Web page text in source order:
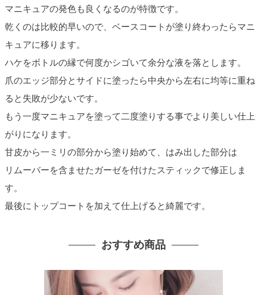
マニキュアの発色も良くなるのが特徴です。
乾くのは比較的早いので、ベースコートが塗り終わったらマニ
キュアに移ります。
ハケをボトルの縁で何度かシゴいて余分な液を落とします。
爪のエッジ部分とサイドに塗ったら中央から左右に均等に重ね
ると失敗が少ないです。
もう一度マニキュアを塗って二度塗りする事でより美しい仕上
がりになります。
甘皮から一ミリの部分から塗り始めて、はみ出した部分は
リムーバーを含ませたガーゼを付けたスティックで修正しま
す。
最後にトップコートを加えて仕上げると綺麗です。
おすすめ商品